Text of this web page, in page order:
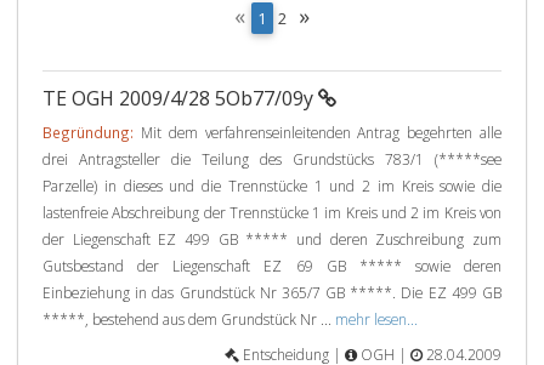
« 1
c
r
e
n
t
)
2 »
TE OGH 2009/4/28 5Ob77/09y
Begründung: Mit dem verfahrenseinleitenden Antrag begehrten alle
drei Antragsteller die Teilung des Grundstücks 783/1 (*****see
Parzelle) in dieses und die Trennstücke 1 und 2 im Kreis sowie die
lastenfreie Abschreibung der Trennstücke 1 im Kreis und 2 im Kreis von
der Liegenschaft EZ 499 GB ***** und deren Zuschreibung zum
Gutsbestand der Liegenschaft EZ 69 GB ***** sowie deren
Einbeziehung in das Grundstück Nr 365/7 GB *****. Die EZ 499 GB
*****, bestehend aus dem Grundstück Nr ... mehr lesen...
Entscheidung |
OGH | 28.04.2009